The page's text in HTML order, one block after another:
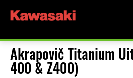
Akrapovič Titanium
400 & Z400)